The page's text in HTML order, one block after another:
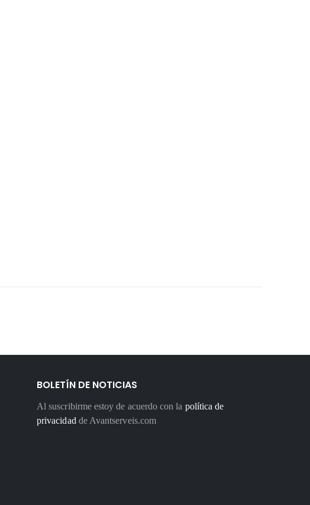
BOLETÍN DE NOTICIAS
Al suscribirme estoy de acuerdo con la política de
privacidad de Avantserveis.com